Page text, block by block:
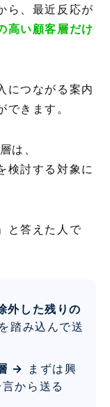
ら、最近反応が
高い顧客層だけ
につながる案内
きます。
は、
検討する対象に
と答えた人で
外した残りの
踏み込んで送
→ まずは興
から送る